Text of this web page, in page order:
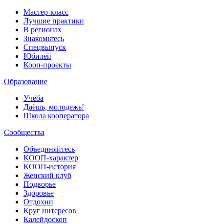
Мастер-класс
Лучшие практики
В регионах
Знакомьтесь
Спецвыпуск
Юбилей
Кооп-проекты
Образование
Учёба
Даёшь, молодежь!
Школа кооператора
Сообщества
Объединяйтесь
КООП-характер
КООП-история
Женский клуб
Подворье
Здоровье
Отдохни
Круг интересов
Калейдоскоп